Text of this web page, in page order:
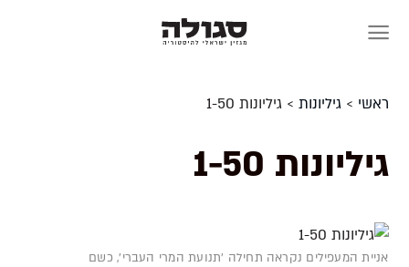
ראשי >גיליונות >גיליונות 1-50
גיליונות 1-50
אניית המעפילים נקראה תחילה 'תנועת המרי העברי', כשם